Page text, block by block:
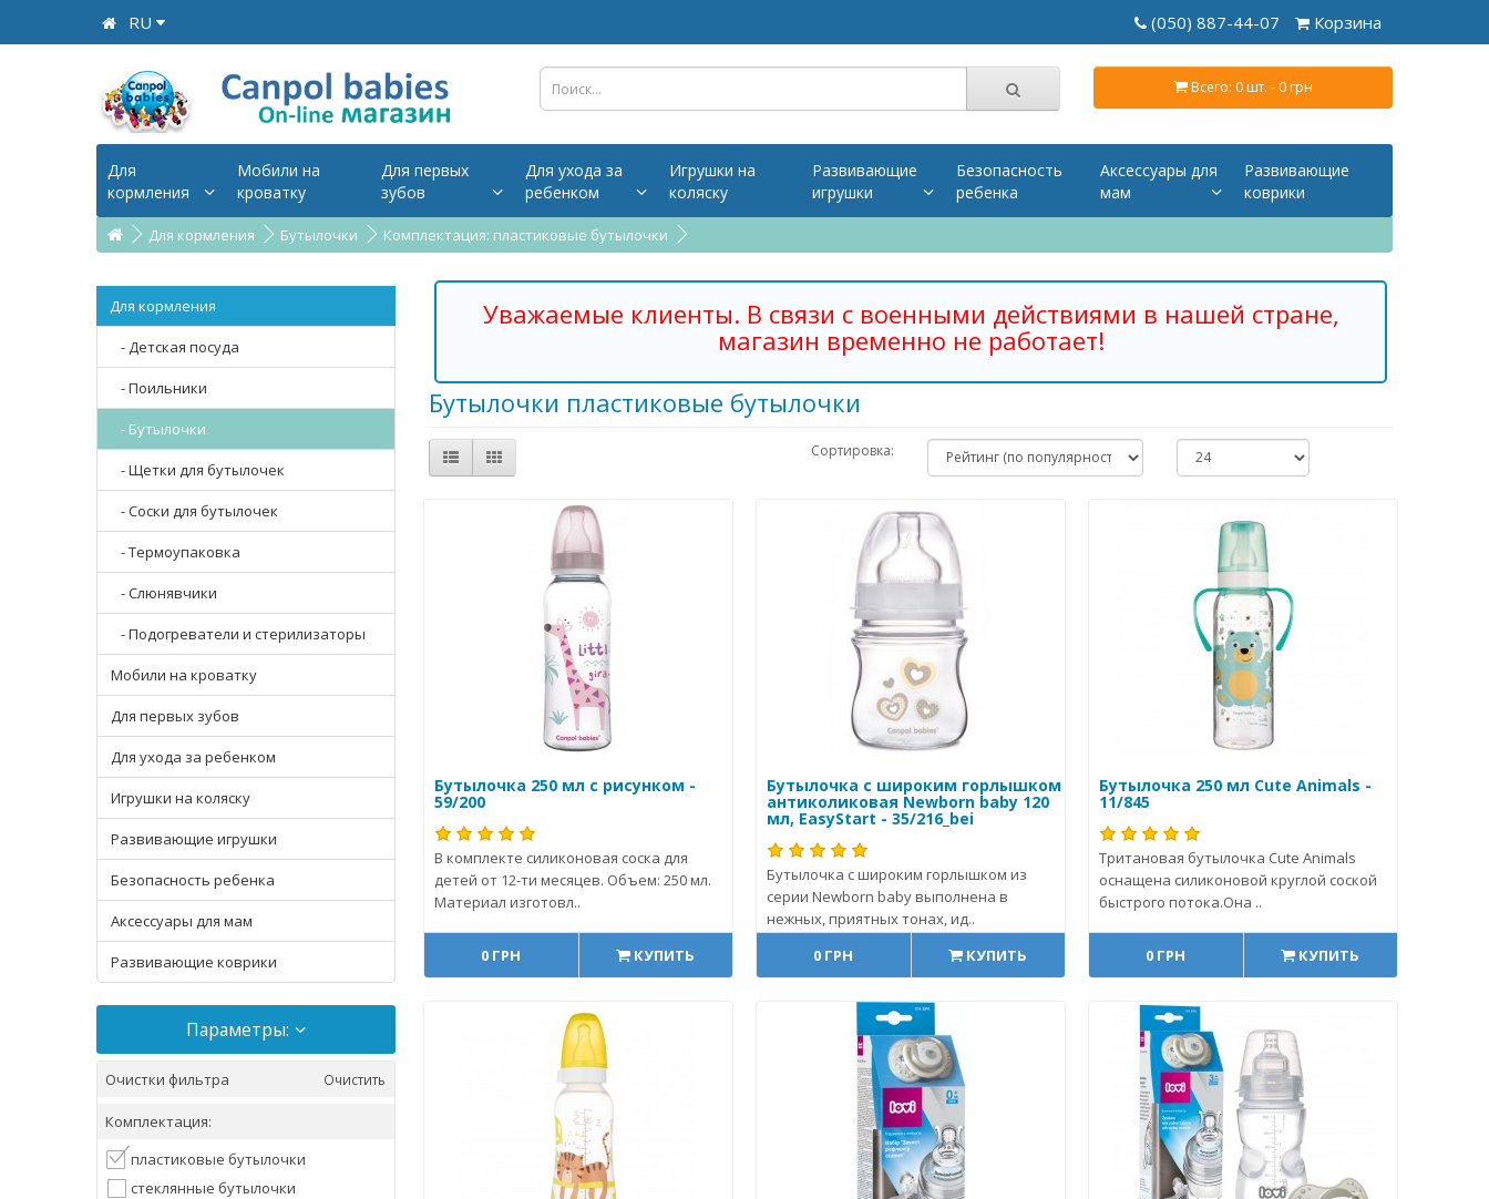
RU Корзина
(050) 887-44-07
Всего: 0 шт. - 0 грн
Для
кормления
Мобили на
кроватку
Для первых
зубов
Для ухода за
ребенком
Игрушки на
коляску
Развивающие
игрушки
Безопасность
ребенка
Аксессуары для
мам
Развивающие
коврики
Для кормления Бутылочки Комплектация: пластиковые бутылочки
Для кормления
- Детская посуда
- Поильники
- Бутылочки
- Щетки для бутылочек
- Соски для бутылочек
- Термоупаковка
- Слюнявчики
- Подогреватели и стерилизаторы
Мобили на кроватку
Для первых зубов
Для ухода за ребенком
Игрушки на коляску
Развивающие игрушки
Безопасность ребенка
Аксессуары для мам
Развивающие коврики
Параметры:
Очистки фильтра Очистить
Комплектация:
пластиковые бутылочки
стеклянные бутылочки
Уважаемые клиенты. В связи с военными действиями в нашей стране,
магазин временно не работает!
Бутылочки пластиковые бутылочки
Сортировка:
Бутылочка 250 мл с рисунком -
59/200
В комплекте силиконовая соска для
детей от 12-ти месяцев. Объем: 250 мл.
Материал изготовл..
0 ГРН КУПИТЬ
Бутылочка с широким горлышком
антиколиковая Newborn baby 120
мл, EasyStart - 35/216_bei
Бутылочка с широким горлышком из
серии Newborn baby выполнена в
нежных, приятных тонах, ид..
0 ГРН
КУПИТЬ
Бутылочка 250 мл Cute Animals -
11/845
Тритановая бутылочка Cute Animals
оснащена силиконовой круглой соской
быстрого потока.Она ..
0 ГРН КУПИТЬ